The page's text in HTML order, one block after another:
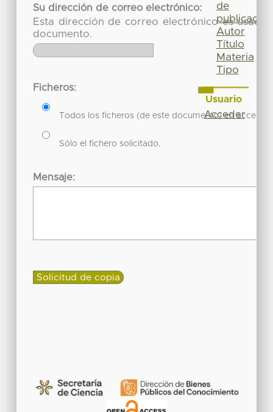
Su dirección de correo electrónico:
Esta dirección de correo electrónico es usada
documento.
Ficheros:
Todos los ficheros (de este documento) en acceso
Sólo el fichero solicitado.
Mensaje:
de
publicación
Autor
Título
Materia
Tipo
Usuario
Acceder